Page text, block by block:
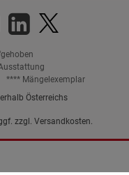
**** Mängelexemplar
Österreichs
zzgl. Versandkosten.